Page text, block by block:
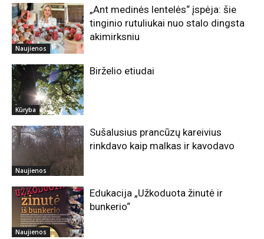
Naujienos
„Ant medinės lentelės“ įspėja: šie
tinginio rutuliukai nuo stalo dingsta
akimirksniu
Kūryba
Birželio etiudai
Naujienos
Sušalusius prancūzų kareivius
rinkdavo kaip malkas ir kavodavo
Edukacija „Užkoduota žinutė ir
bunkerio“